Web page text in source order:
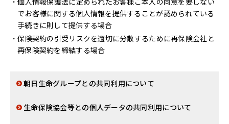
でお客様に関する個人情報を提供することが認められている
手続きに則して提供する場合
保険契約の引受リスクを適切に分散するために再保険会社と
再保険契約を締結する場合
朝日生命グループとの共同利用について
生命保険協会等との個人データの共同利用について